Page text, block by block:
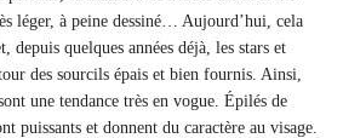
léger, à peine dessiné… Aujourd’hui, cela
quelques années déjà, les stars et
des sourcils épais et bien fournis. Ainsi,
une tendance très en vogue. Épilés de
puissants et donnent du caractère au visage.